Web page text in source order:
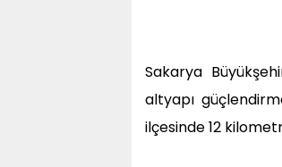
Sakarya
altyapı
ilçesinde 12